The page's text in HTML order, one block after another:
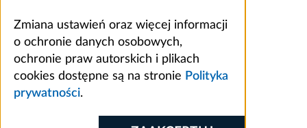
Zmiana ustawień oraz więcej informacji
o ochronie danych osobowych,
ochronie praw autorskich i plikach
cookies dostępne są na stronie Polityka
prywatności.